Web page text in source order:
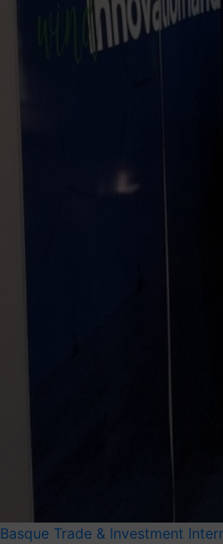
Basque Trade & Investment